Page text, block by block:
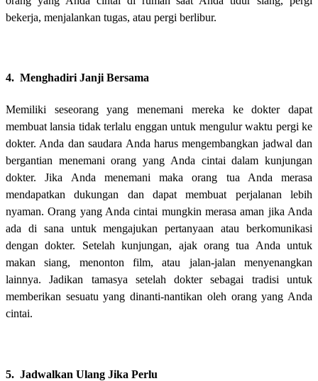
bekerja, menjalankan tugas, atau pergi berlibur.
4. Menghadiri Janji Bersama
Memiliki seseorang yang menemani mereka ke dokter dapat
membuat lansia tidak terlalu enggan untuk mengulur waktu pergi ke
dokter. Anda dan saudara Anda harus mengembangkan jadwal dan
bergantian menemani orang yang Anda cintai dalam kunjungan
dokter. Jika Anda menemani maka orang tua Anda merasa
mendapatkan dukungan dan dapat membuat perjalanan lebih
nyaman. Orang yang Anda cintai mungkin merasa aman jika Anda
ada di sana untuk mengajukan pertanyaan atau berkomunikasi
dengan dokter. Setelah kunjungan, ajak orang tua Anda untuk
makan siang, menonton film, atau jalan-jalan menyenangkan
lainnya. Jadikan tamasya setelah dokter sebagai tradisi untuk
memberikan sesuatu yang dinanti-nantikan oleh orang yang Anda
cintai.
5. Jadwalkan Ulang Jika Perlu